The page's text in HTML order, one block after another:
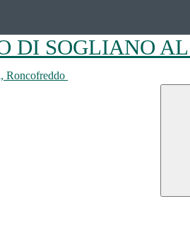
DI SOGLIANO
Roncofreddo